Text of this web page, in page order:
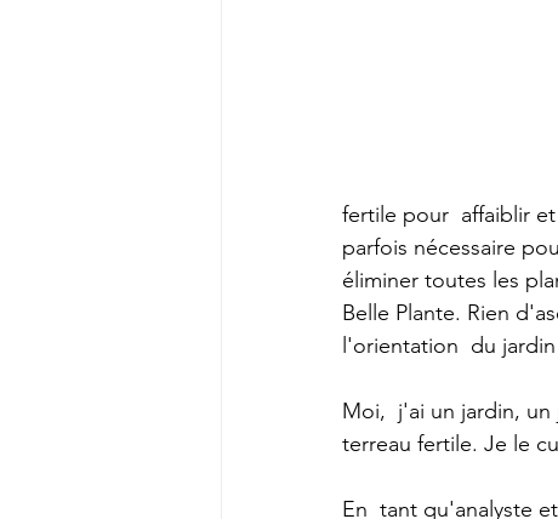
fertile pour  affaiblir
parfois nécessaire
éliminer toutes les
Belle Plante. Rien
l'orientation  du
Moi,  j'ai un jardin,
terreau fertile. Je le
En  tant qu'analyste